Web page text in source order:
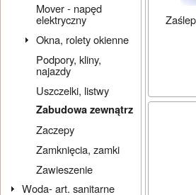
Mover - napęd
elektryczny
Okna, rolety okienne
Podpory, kliny,
najazdy
Uszczelki, listwy
Zabudowa zewnątrz
Zaczepy
Zamknięcia, zamki
Zawieszenie
Woda- art. sanitarne